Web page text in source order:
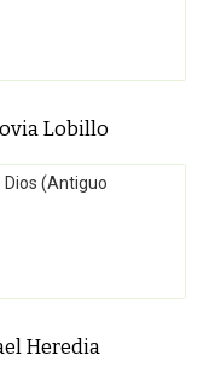
Lobillo
(Antiguo
Heredia